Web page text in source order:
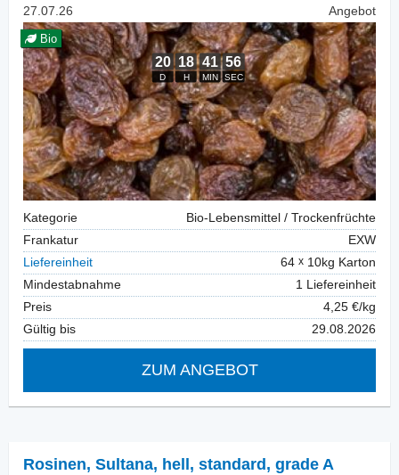
27.07.26 Angebot
Bio
Kategorie
Bio-Lebensmittel / Trockenfrüchte
Frankatur
EXW
Liefereinheit
64
10kg Karton
Mindestabnahme
1 Liefereinheit
Preis
4,25 €/kg
Gültig bis
29.08.2026
ZUM ANGEBOT
Rosinen, Sultana, hell, standard, grade A